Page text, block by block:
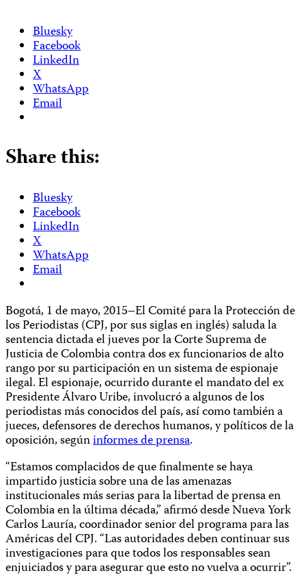
Bluesky
Facebook
LinkedIn
X
WhatsApp
Email
Share this:
Bluesky
Facebook
LinkedIn
X
WhatsApp
Email
Bogotá, 1 de mayo, 2015–El Comité para la Protección de
los Periodistas (CPJ, por sus siglas en inglés) saluda la
sentencia dictada el jueves por la Corte Suprema de
Justicia de Colombia contra dos ex funcionarios de alto
rango por su participación en un sistema de espionaje
ilegal. El espionaje, ocurrido durante el mandato del ex
Presidente Álvaro Uribe, involucró a algunos de los
periodistas más conocidos del país, así como también a
jueces, defensores de derechos humanos, y políticos de la
oposición, segúninformes de prensa.
“Estamos complacidos de que finalmente se haya
impartido justicia sobre una de las amenazas
institucionales más serias para la libertad de prensa en
Colombia en la última década,” afirmó desde Nueva York
Carlos Lauría, coordinador senior del programa para las
Américas del CPJ. “Las autoridades deben continuar sus
investigaciones para que todos los responsables sean
enjuiciados y para asegurar que esto no vuelva a ocurrir”.